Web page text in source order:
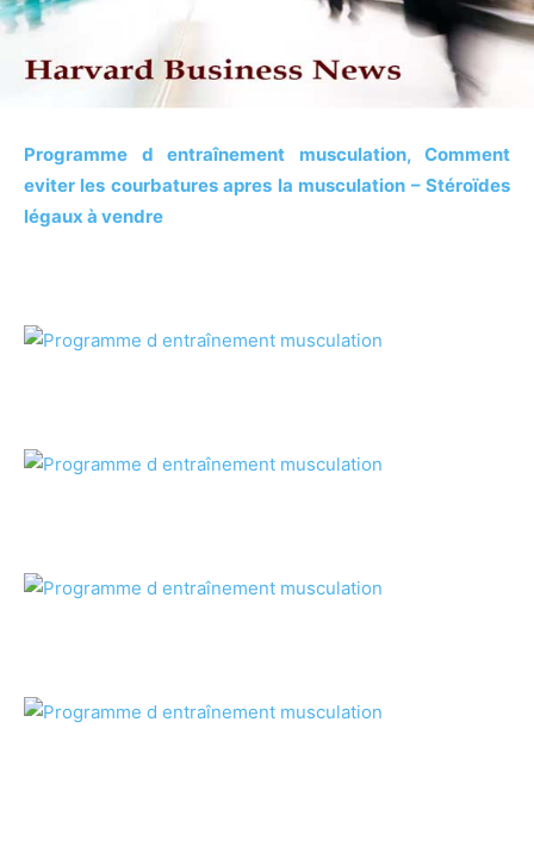
Programme d entraînement musculation, Comment
eviter les courbatures apres la musculation – Stéroïdes
légaux à vendre